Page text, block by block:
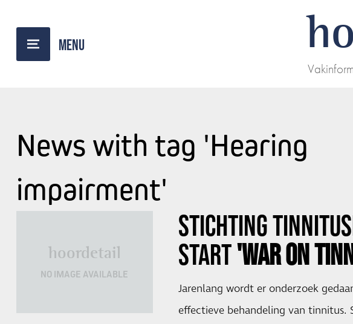
News with tag 'Hearing
impairment'
hoordetail
NO IMAGE AVAILABLE
STICHTING
START'WAR ON
Jarenlang wordt er onderzoek
effectieve behandeling van tinnitus.